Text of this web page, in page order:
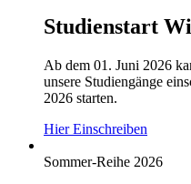
Studienstart
Ab dem 01. Juni 2026
unsere Studiengänge
2026 starten.
Hier Einschreiben
Sommer-Reihe 2026